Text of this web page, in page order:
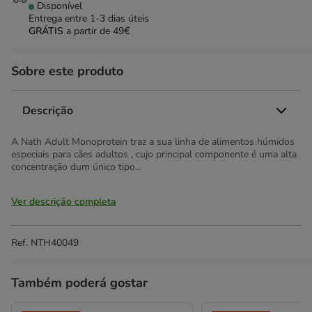
Disponível
Entrega entre 1-3 dias úteis
GRÁTIS a partir de 49€
Sobre este produto
Descrição
A Nath Adult Monoprotein traz a sua linha de alimentos húmidos
especiais para cães adultos , cujo principal componente é uma alta
concentração dum único tipo...
Ver descrição completa
Ref. NTH40049
Também poderá gostar